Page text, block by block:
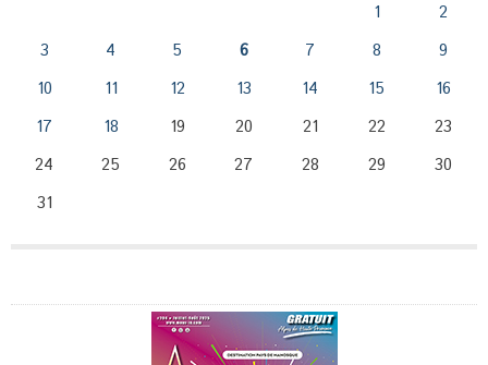
1
2
3
4 5 6 7 8
9
10
11 12 13 14 15
16
17
18 19 20 21 22
23
24
25 26 27 28 29
30
31